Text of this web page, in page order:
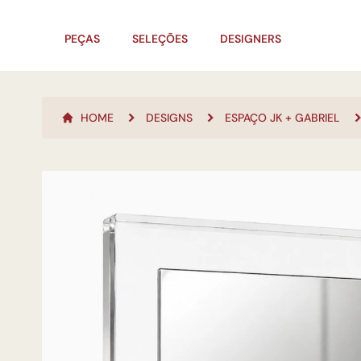
PEÇAS SELEÇÕES DESIGNERS
HOME DESIGNS ESPAÇO JK + GABRIEL